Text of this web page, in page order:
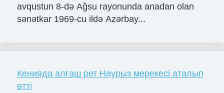
avqustun 8-də Ağsu rayonunda anadan olan
sənətkar 1969-cu ildə Azərbay...
Кенияда алғаш рет Наурыз мерекесі аталып
өтті